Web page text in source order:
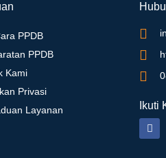
PPDB
PPDB
Kami
Privasi
Layanan
Ikuti